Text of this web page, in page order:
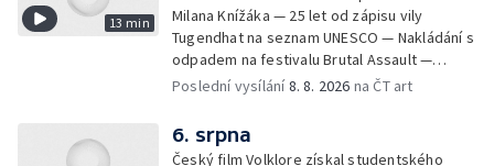
13 min
Milana Knížáka — 25 let od zápisu vily
Tugendhat na seznam UNESCO — Nakládání s
odpadem na festivalu Brutal Assault —
Koncert Marka Ztraceného na Letenské pláni
Poslední vysílání8. 8. 2026 na ČT art
6. srpna
Český film Volklore získal studentského